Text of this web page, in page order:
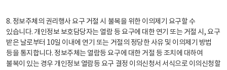
8. 정보주체의 권리행사 요구 거절 시 불복을 위한 이의제기 요구할 수
있습니다. 개인정보 보호담당자는 열람 등 요구에 대한 연기 또는 거절 시, 요구
받은 날로부터 10일 이내에 연기 또는 거절의 정당한 사유 및 이의제기 방법
등을 통지합니다. 정보주체는 열람등 요구에 대한 거절 등 조치에 대하여
불복이 있는 경우 개인정보 열람등 요구 결정 이의신청서 서식으로 이의신청할